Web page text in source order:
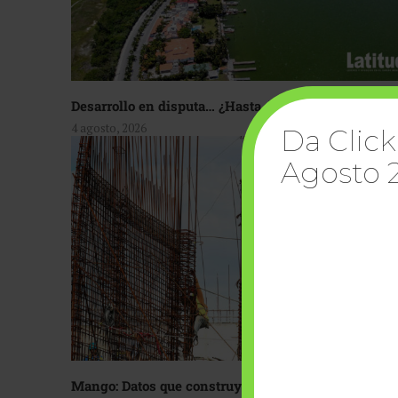
Desarrollo en disputa… ¿Hasta dónde crecer?
4 agosto, 2026
Mango: Datos que construyen confianza
Da
Agosto